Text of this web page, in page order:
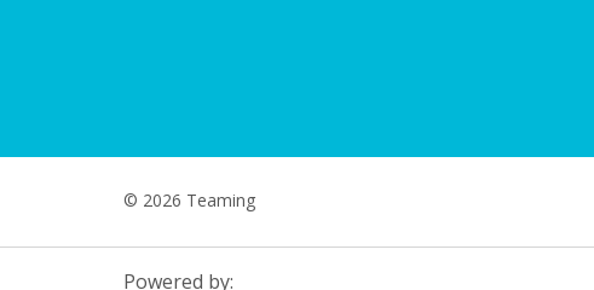
© 2026 Teaming
Powered by: